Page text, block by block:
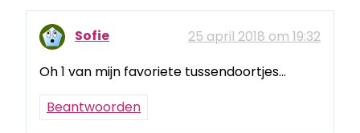
Sofie
25 april 2018 om 19:32
Oh 1 van mijn favoriete tussendoortjes…
Beantwoorden